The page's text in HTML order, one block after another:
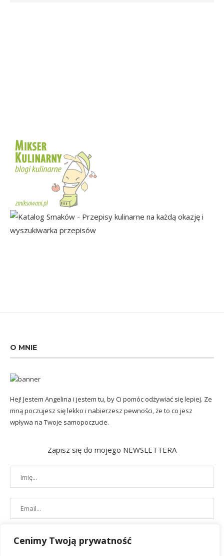
Cenimy Twoją prywatność
O MNIE
Hej! Jestem Angelina i jestem tu, by Ci pomóc odżywiać się lepiej. Ze
mną poczujesz się lekko i nabierzesz pewności, że to co jesz
wpływa na Twoje samopoczucie.
Zapisz się do mojego NEWSLETTERA